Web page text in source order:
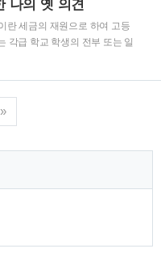
로 현금화 시켜줌으로써 부동
다고 생각하면 된다. 그럼 번거
팔고 한번에 대금을 수령받는
람들도 있을 수 있..
나의 옛 의견
란 세금의 재원으로 하여 고등
각급 학교 학생의 전부 또는 일
부를 지원하는 방식이다. - 전
없는 환경의 학생들은 의무교육
지는 않고 지원이 필요하다고
상처받는 가난한 학생들을 보
무상급식을 주장하는 논리
»